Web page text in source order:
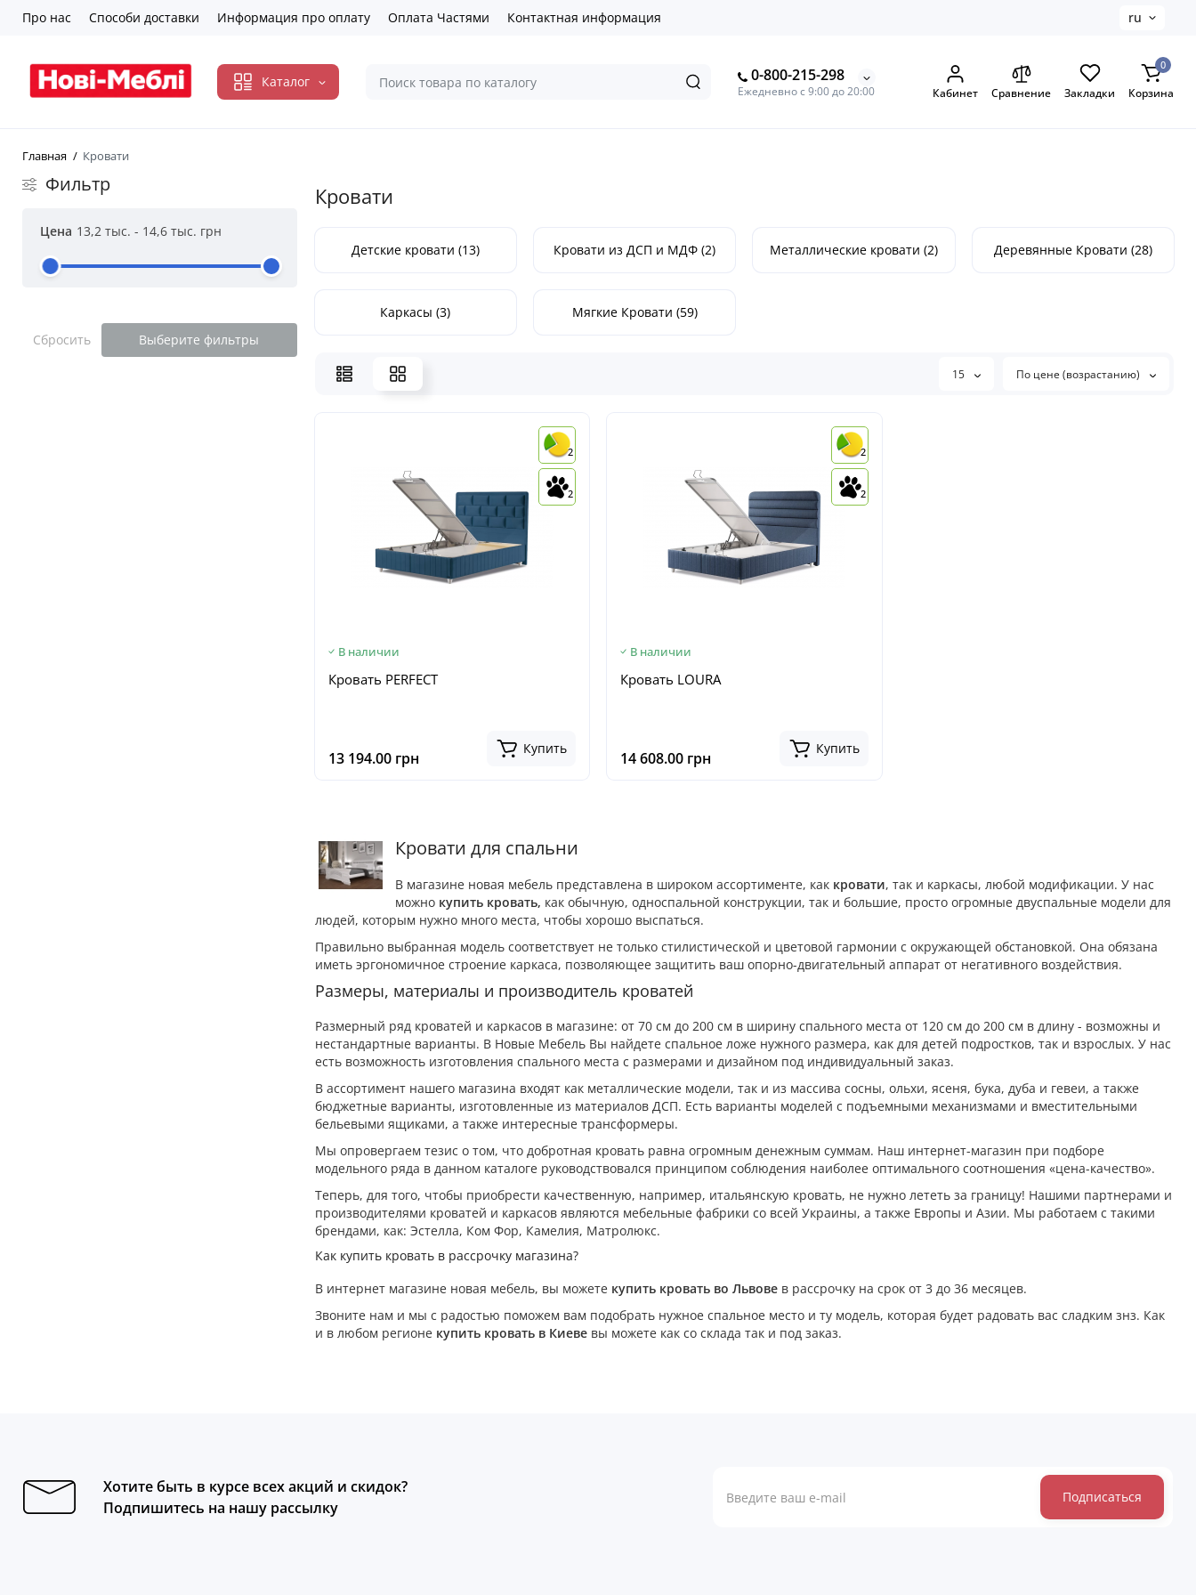
Про нас Способи доставки Информация про оплату Оплата Частями Контактная информация ru
Каталог 0-800-215-298
Ежедневно с 9:00 до 20:00 Кабинет Сравнение Закладки
0
Корзина
Главная Кровати
Фильтр
13,2 тыс. - 14,6 тыс. грн
Цена
Сбросить Выберите фильтры
Кровати
Детские кровати (13) Кровати из ДСП и МДФ (2) Металлические кровати (2) Деревянные Кровати (28)
Каркасы (3) Мягкие Кровати (59)
15 По цене (возрастанию)
2
2
В наличии
Кровать PERFECT
13 194.00 грн
Купить
2
2
В наличии
Кровать LOURA
14 608.00 грн
Купить
Кровати для спальни
В магазине новая мебель представлена в широком ассортименте, как кровати, так и каркасы, любой модификации. У нас
можно купить кровать, как обычную, односпальной конструкции, так и большие, просто огромные двуспальные модели для
людей, которым нужно много места, чтобы хорошо выспаться.
Правильно выбранная модель соответствует не только стилистической и цветовой гармонии с окружающей обстановкой. Она обязана
иметь эргономичное строение каркаса, позволяющее защитить ваш опорно-двигательный аппарат от негативного воздействия.
Размеры, материалы и производитель кроватей
Размерный ряд кроватей и каркасов в магазине: от 70 см до 200 см в ширину спального места от 120 см до 200 см в длину - возможны и
нестандартные варианты. В Новые Мебель Вы найдете спальное ложе нужного размера, как для детей подростков, так и взрослых. У нас
есть возможность изготовления спального места с размерами и дизайном под индивидуальный заказ.
В ассортимент нашего магазина входят как металлические модели, так и из массива сосны, ольхи, ясеня, бука, дуба и гевеи, а также
бюджетные варианты, изготовленные из материалов ДСП. Есть варианты моделей с подъемными механизмами и вместительными
бельевыми ящиками, а также интересные трансформеры.
Мы опровергаем тезис о том, что добротная кровать равна огромным денежным суммам. Наш интернет-магазин при подборе
модельного ряда в данном каталоге руководствовался принципом соблюдения наиболее оптимального соотношения «цена-качество».
Теперь, для того, чтобы приобрести качественную, например, итальянскую кровать, не нужно лететь за границу! Нашими партнерами и
производителями кроватей и каркасов являются мебельные фабрики со всей Украины, а также Европы и Азии. Мы работаем с такими
брендами, как: Эстелла, Ком Фор, Камелия, Матролюкс.
Как купить кровать в рассрочку магазина?
В интернет магазине новая мебель, вы можете купить кровать во Львовев рассрочку на срок от 3 до 36 месяцев.
Звоните нам и мы с радостью поможем вам подобрать нужное спальное место и ту модель, которая будет радовать вас сладким знз. Как
и в любом регионе купить кровать в Киевевы можете как со склада так и под заказ.
Хотите быть в курсе всех акций и скидок?
Подпишитесь на нашу рассылку
Подписаться